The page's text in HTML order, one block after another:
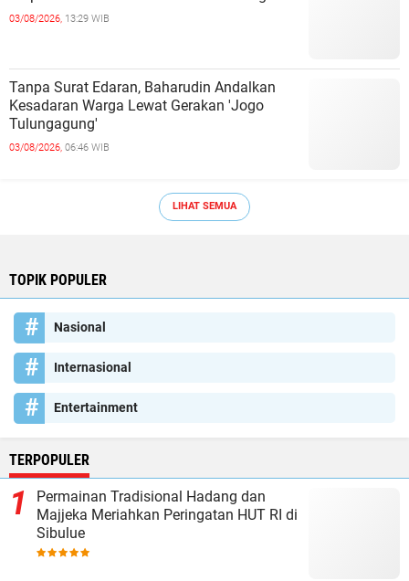
03/08/2026, 13:29 WIB
Tanpa Surat Edaran, Baharudin Andalkan
Kesadaran Warga Lewat Gerakan 'Jogo
Tulungagung'
03/08/2026, 06:46 WIB
LIHAT SEMUA
TOPIK POPULER
Nasional
Internasional
Entertainment
TERPOPULER
Permainan Tradisional Hadang dan
Majjeka Meriahkan Peringatan HUT RI di
Sibulue